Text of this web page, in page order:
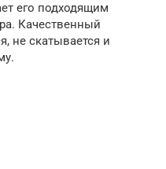
его подходящим
Качественный
не скатывается и